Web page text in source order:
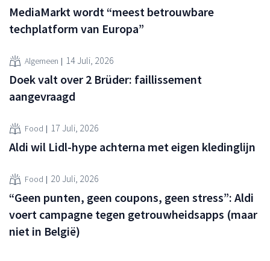
MediaMarkt wordt “meest betrouwbare
techplatform van Europa”
Algemeen 14 Juli, 2026
Doek valt over 2 Brüder: faillissement
aangevraagd
Food 17 Juli, 2026
Aldi wil Lidl-hype achterna met eigen kledinglijn
Food 20 Juli, 2026
“Geen punten, geen coupons, geen stress”: Aldi
voert campagne tegen getrouwheidsapps (maar
niet in België)